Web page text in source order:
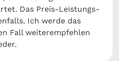
Das Preis-Leistungs-
Ich werde das
Fall weiterempfehlen